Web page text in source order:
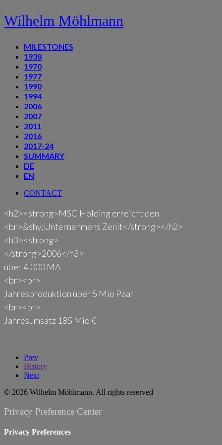
Wilhelm Möhlmann
MILESTONES
1938
1970
1977
1990
1994
2006
2007
2011
2016
2017-24
SUMMARY
DE
EN
CONTACT
<h2><strong>MSC Holding erreicht den
<br>&shy;Unternehmens Zenit</strong></h2>
<h3><strong>
</strong>2006</h3>
über 4.000 MA
<br><br>
Jahresproduktion über 5 Mio Paar
<br><br>
Jahresumsatz 185 Mio €
Prev
History
Next
© 2026 Wilhelm Möhlmann. All rights reserved
Privacy Preference Center
Privacy Preferences